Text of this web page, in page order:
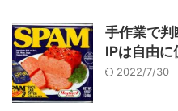
手作業で
IPは自由
2022/7/30